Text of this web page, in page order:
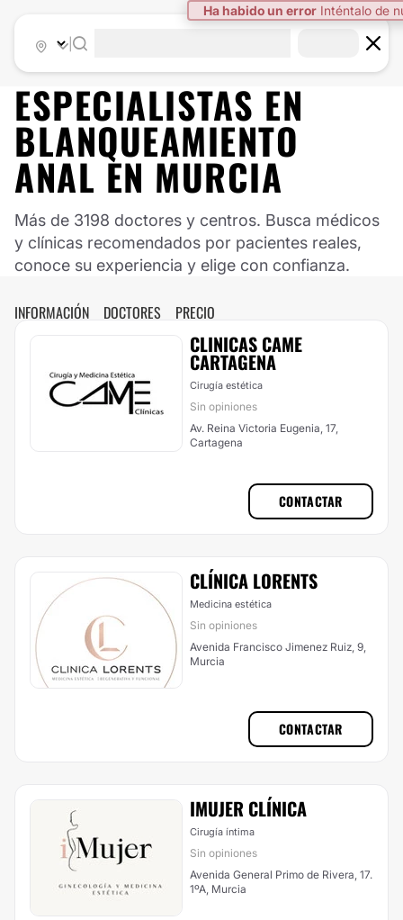
Ha habido un error Inténtalo de
ESPECIALISTAS EN
BLANQUEAMIENTO
ANAL EN MURCIA
Más de 3198 doctores y centros. Busca médicos
y clínicas recomendados por pacientes reales,
conoce su experiencia y elige con confianza.
INFORMACIÓN DOCTORES PRECIO
CLINICAS CAME
CARTAGENA
Cirugía estética
Sin opiniones
Av. Reina Victoria Eugenia, 17,
Cartagena
CONTACTAR
CLÍNICA LORENTS
Medicina estética
Sin opiniones
Avenida Francisco Jimenez Ruiz, 9,
Murcia
CONTACTAR
IMUJER CLÍNICA
Cirugía íntima
Sin opiniones
Avenida General Primo de Rivera, 17.
1ºA, Murcia